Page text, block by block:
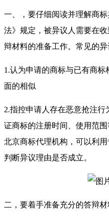
一、，要仔细阅读并理解商
法》规定，被异议人需要在
辩材料的准备工作。常见的异
1.认为申请的商标与已有商
面的相似
2.指控申请人存在恶意抢注行
证商标的注册时间、使用范
北京商标代理机构，可以利
判断异议理由是否成立。
二，要着手准备充分的答辩材